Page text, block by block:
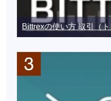
Bittrexの使い方 取引（